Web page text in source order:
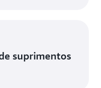
suprimentos